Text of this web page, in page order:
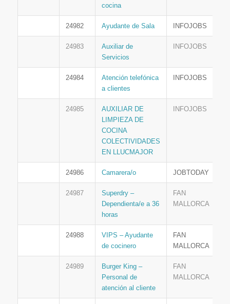
cocina
24982 Ayudante de Sala INFOJOBS
24983
Auxiliar de
Servicios
INFOJOBS
24984
Atención telefónica
a clientes
INFOJOBS
24985
AUXILIAR DE
LIMPIEZA DE
COCINA
COLECTIVIDADES
EN LLUCMAJOR
INFOJOBS
24986 Camarera/o JOBTODAY
24987
Superdry –
Dependienta/e a 36
horas
FAN
MALLORCA
24988
VIPS – Ayudante
de cocinero
FAN
MALLORCA
24989
Burger King –
Personal de
atención al cliente
FAN
MALLORCA